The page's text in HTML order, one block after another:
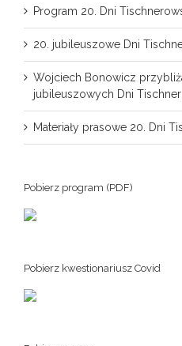
Program 20. Dni
20. jubileuszowe Dni
Wojciech Bonowicz
jubileuszowych Dni
Materiały prasowe 20. Dni
Pobierz program (PDF)
Pobierz kwestionariusz Covid